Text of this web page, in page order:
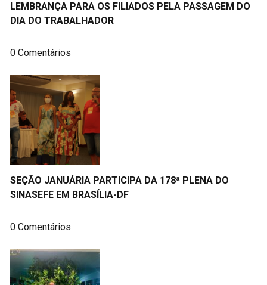
LEMBRANÇA PARA OS FILIADOS PELA PASSAGEM DO
DIA DO TRABALHADOR
0 Comentários
SEÇÃO JANUÁRIA PARTICIPA DA 178ª PLENA DO
SINASEFE EM BRASÍLIA-DF
0 Comentários